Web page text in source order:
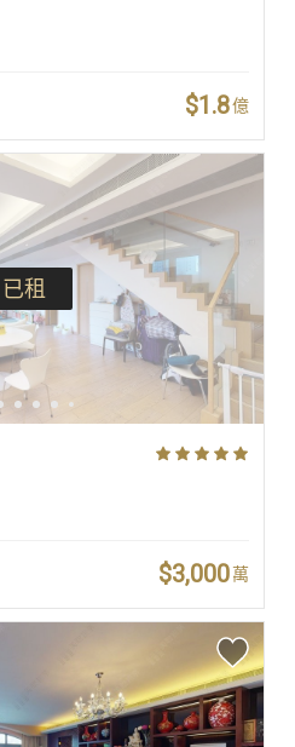
$1.8億
已租
$3,000萬